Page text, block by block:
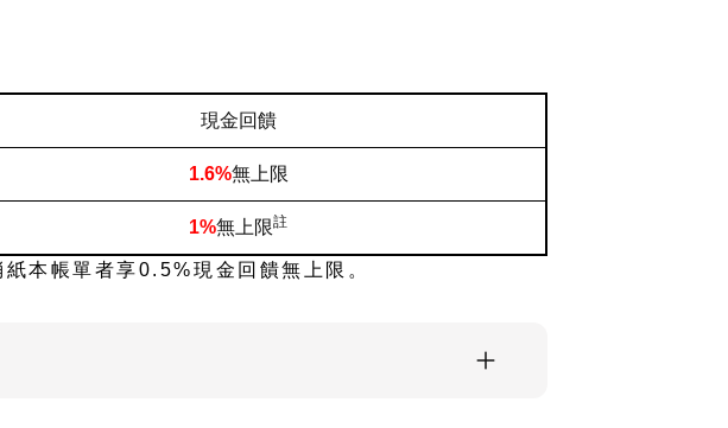
現金回饋
1.6%無上限
1%無上限註
本帳單者享0.5%現金回饋無上限。